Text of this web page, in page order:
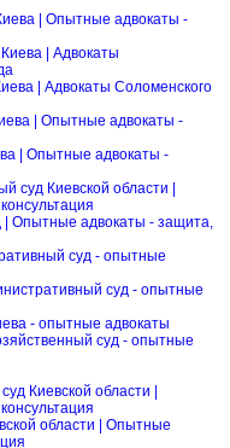
| Опытные адвокаты -
| Адвокаты
| Адвокаты Соломенского
| Опытные адвокаты -
| Опытные адвокаты -
суд Киевской области |
| Опытные адвокаты - защита,
суд - опытные
суд - опытные
- опытные адвокаты
суд - опытные
Киевской области |
области | Опытные